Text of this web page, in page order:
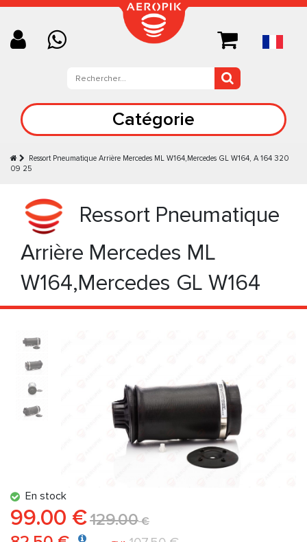
Catégorie
Ressort Pneumatique Arrière Mercedes ML W164,Mercedes GL W164, A 164 320
09 25
Ressort Pneumatique
Arrière Mercedes ML
W164,Mercedes GL W164
En stock
99.00 €129.00€